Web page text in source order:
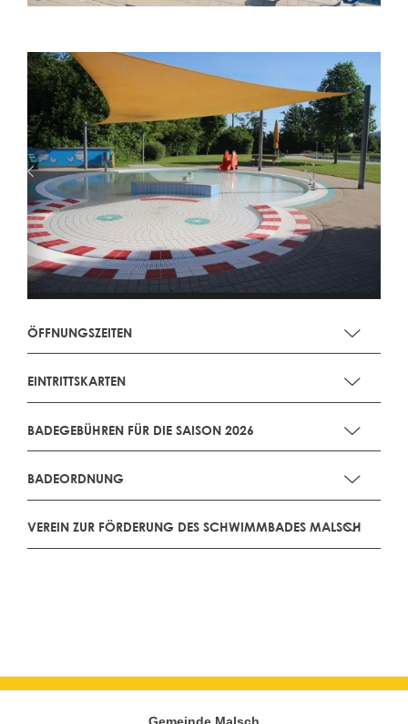
ÖFFNUNGSZEITEN
EINTRITTSKARTEN
BADEGEBÜHREN FÜR DIE SAISON 2026
BADEORDNUNG
VEREIN ZUR FÖRDERUNG DES SCHWIMMBADES MALSCH
Gemeinde Malsch